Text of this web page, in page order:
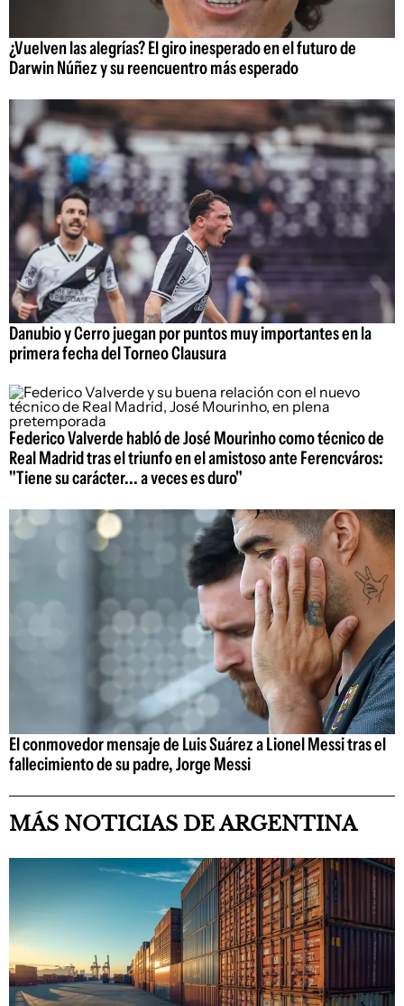
¿Vuelven las alegrías? El giro inesperado en el futuro de
Darwin Núñez y su reencuentro más esperado
Danubio y Cerro juegan por puntos muy importantes en la
primera fecha del Torneo Clausura
Federico Valverde habló de José Mourinho como técnico de
Real Madrid tras el triunfo en el amistoso ante Ferencváros:
"Tiene su carácter... a veces es duro"
El conmovedor mensaje de Luis Suárez a Lionel Messi tras el
fallecimiento de su padre, Jorge Messi
MÁS NOTICIAS DE ARGENTINA